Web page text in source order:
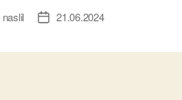
naslil
Дата21.06.2024